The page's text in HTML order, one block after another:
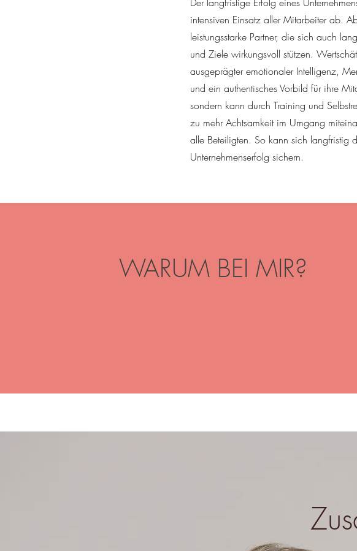
intensiven Einsatz aller Mitarbeiter ab.
leistungsstarke Partner, die sich auch
und Ziele wirkungsvoll stützen.
ausgeprägter emotionaler Intelligenz,
und ein authentisches Vorbild für ihre
sondern kann durch Training und
zu mehr Achtsamkeit im Umgang
alle Beteiligten. So kann sich langfristig
Unternehmenserfolg sichern.
WARUM BEI MIR?